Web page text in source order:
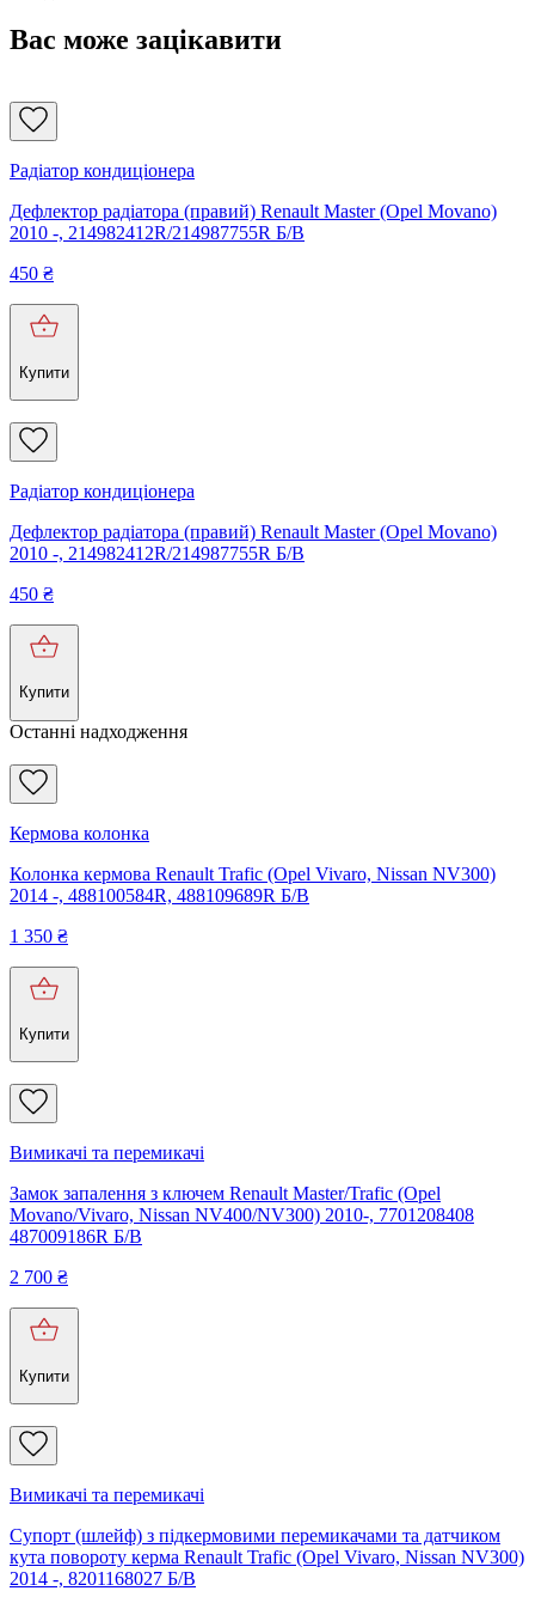
Вас може зацікавити
Радіатор кондиціонера
Дефлектор радіатора (правий) Renault Master (Opel Movano)
2010 -, 214982412R/214987755R Б/В
450 ₴
Купити
Радіатор кондиціонера
Дефлектор радіатора (правий) Renault Master (Opel Movano)
2010 -, 214982412R/214987755R Б/В
450 ₴
Купити
Останні надходження
Кермова колонка
Колонка кермова Renault Trafic (Opel Vivaro, Nissan NV300)
2014 -, 488100584R, 488109689R Б/В
1 350 ₴
Купити
Вимикачі та перемикачі
Замок запалення з ключем Renault Master/Trafic (Opel
Movano/Vivaro, Nissan NV400/NV300) 2010-, 7701208408
487009186R Б/В
2 700 ₴
Купити
Вимикачі та перемикачі
Супорт (шлейф) з підкермовими перемикачами та датчиком
кута повороту керма Renault Trafic (Opel Vivaro, Nissan NV300)
2014 -, 8201168027 Б/В